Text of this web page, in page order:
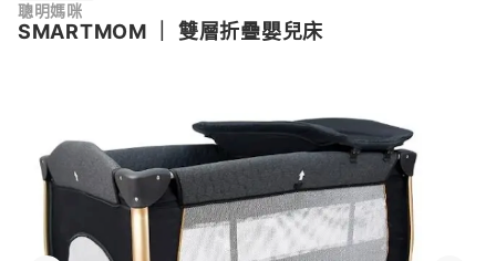
聰明媽咪
SMARTMOM 雙層折疊嬰兒床